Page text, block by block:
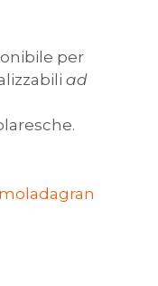
per
ad